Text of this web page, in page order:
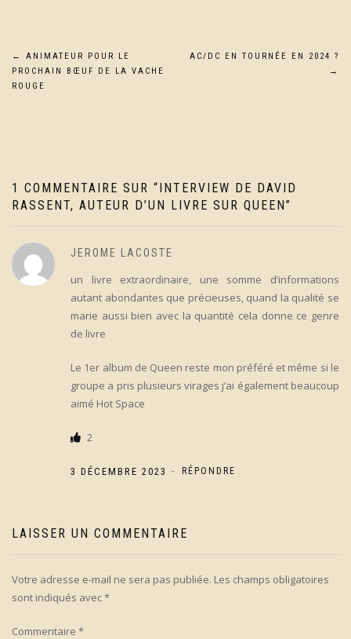
Navigation
de
←
ANIMATEUR POUR LE
PROCHAIN BŒUF DE LA VACHE
ROUGE
AC/DC EN TOURNÉE EN 2024 ?
→
1 COMMENTAIRE SUR “INTERVIEW DE DAVID
RASSENT, AUTEUR D’UN LIVRE SUR QUEEN”
JEROME LACOSTE
un livre extraordinaire, une somme d’informations
autant abondantes que précieuses, quand la qualité se
marie aussi bien avec la quantité cela donne ce genre
de livre
Le 1er album de Queen reste mon préféré et même si le
groupe a pris plusieurs virages j’ai également beaucoup
aimé Hot Space
2
3 DÉCEMBRE 2023 - RÉPONDRE
LAISSER UN COMMENTAIRE
Votre adresse e-mail ne sera pas publiée. Les champs obligatoires
sont indiqués avec*
Commentaire *